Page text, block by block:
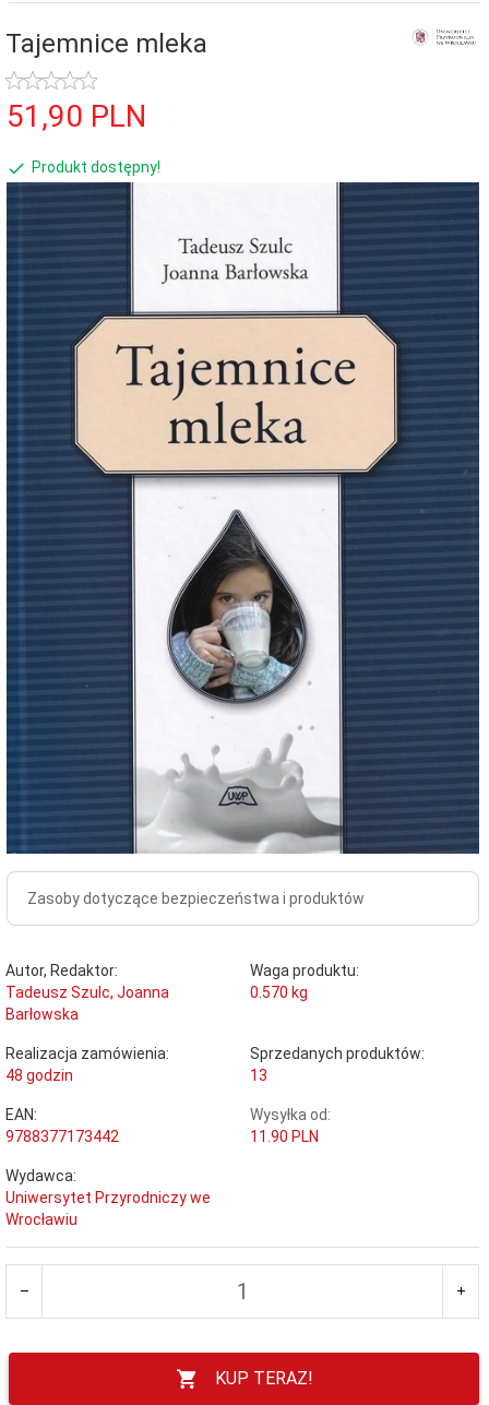
Tajemnice mleka
51,90 PLN
Produkt dostępny!
Zasoby dotyczące bezpieczeństwa i produktów
Autor, Redaktor:
Tadeusz Szulc, Joanna
Barłowska
Waga produktu:
0.570 kg
Realizacja zamówienia:
48 godzin
Sprzedanych produktów:
13
EAN:
9788377173442
Wysyłka od:
11.90 PLN
Wydawca:
Uniwersytet Przyrodniczy we
Wrocławiu
KUP TERAZ!